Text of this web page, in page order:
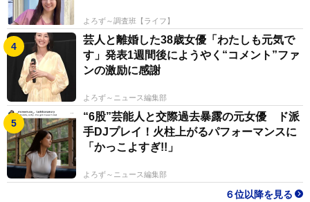
よろず～調査班【ライフ】
芸人と離婚した38歳女優「わたしも元気で
す」発表1週間後にようやく“コメント”ファ
ンの激励に感謝
よろず～ニュース編集部
“6股”芸能人と交際過去暴露の元女優 ド派
手DJプレイ！火柱上がるパフォーマンスに
「かっこよすぎ!!」
よろず～ニュース編集部
６位以降を見る